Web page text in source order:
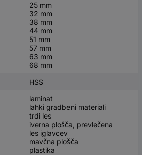
25 mm
32 mm
38 mm
44 mm
51 mm
57 mm
63 mm
68 mm
HSS
laminat
lahki gradbeni materiali
trdi les
iverna plošča, prevlečena
les iglavcev
mavčna plošča
plastika